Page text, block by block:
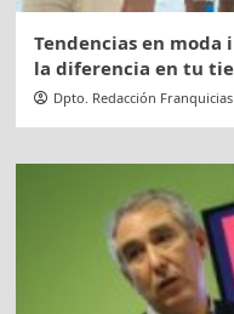
Tendencias en
la diferencia en tu
Dpto. Redacción Franquicias